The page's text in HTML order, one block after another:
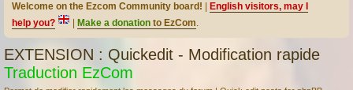
Welcome on the Ezcom Community board!
English visitors, may I
help you?
Make a donation to EzCom.
EXTENSION : Quickedit - Modification rapide
Traduction EzCom